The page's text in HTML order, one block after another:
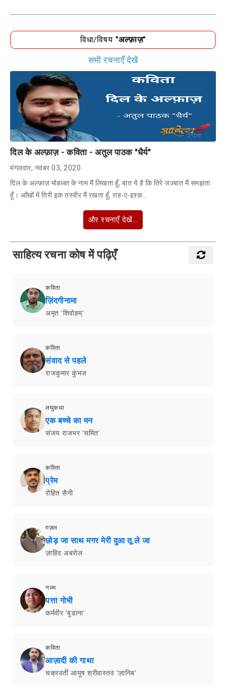
विधा/विषय "अल्फ़ाज़"
सभी रचनाएँ देखें
दिल के अल्फ़ाज़ - कविता - अतुल पाठक "धैर्य"
मंगलवार, नवंबर 03, 2020
दिल के अल्फ़ाज़ मोहब्ब्त के नाम मैं लिखता हूँ, बात ये है कि तिरे जज़्बात मैं समझता
हूँ। आँखों में तिरी इक तस्वीर मैं रखता हूँ, राह-ए-इश्क़…
और रचनाएँ देखें...
साहित्य रचना कोष में पढ़िएँ
कविता
ज़िंदगीनामा
अमृत 'शिवोहम्'
कविता
संवाद से पहले
राजकुमार कुंभज
लघुकथा
एक बच्चे का मन
संजय राजभर 'समित'
कविता
प्रेम
रोहित सैनी
ग़ज़ल
छोड़ जा साथ मगर मेरी दुआ तू ले जा
ज़ाहिद अबरोल
नज़्म
पत्ता गोभी
कर्मवीर 'बुडाना'
कविता
आज़ादी की गाथा
चक्रवर्ती आयुष श्रीवास्तव 'ज़ानिब'